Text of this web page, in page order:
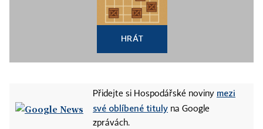
HRÁT
Přidejte si Hospodářské noviny mezi
své oblíbené tituly na Google
zprávách.